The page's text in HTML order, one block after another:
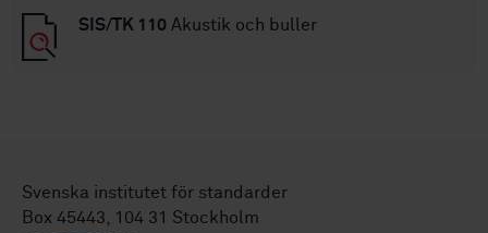
SIS/TK 110 Akustik och buller
Svenska institutet för standarder
Box 45443, 104 31 Stockholm